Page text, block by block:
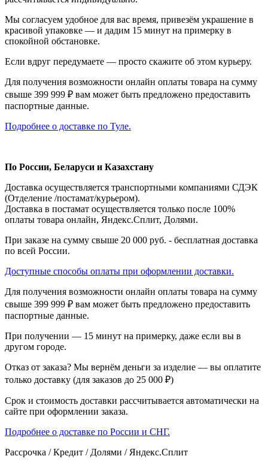
Мы согласуем удобное для вас время, привезём украшение в
красивой упаковке — и дадим 15 минут на примерку в
спокойной обстановке.
Если вдруг передумаете — просто скажите об этом курьеру.
Для получения возможности онлайн оплаты товара на сумму
свыше 399 999 ₽ вам может быть предложено предоставить
паспортные данные.
Подробнее о доставке по Туле.
По России, Беларуси и Казахстану
Доставка осуществляется транспортными компаниями СДЭК
(Отделение /постамат/курьером).
Доставка в постамат осуществляется только после 100%
оплаты товара онлайн, Яндекс.Сплит, Долями.
При заказе на сумму свыше 20 000 руб. - бесплатная доставка
по всей России.
Доступные способы оплаты при оформлении доставки.
Для получения возможности онлайн оплаты товара на сумму
свыше 399 999 ₽ вам может быть предложено предоставить
паспортные данные.
При получении — 15 минут на примерку, даже если вы в
другом городе.
Отказ от заказа? Мы вернём деньги за изделие — вы оплатите
только доставку (для заказов до 25 000 ₽)
Срок и стоимость доставки рассчитывается автоматически на
сайте при оформлении заказа.
Подробнее о доставке по России и СНГ.
Рассрочка / Кредит / Долями / Яндекс.Сплит